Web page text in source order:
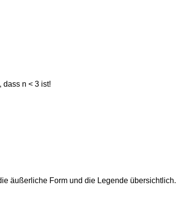
dass n < 3 ist!
äußerliche Form und die Legende übersichtlich.